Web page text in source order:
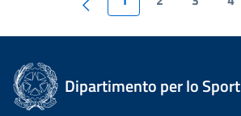
Dipartimento per lo Sport